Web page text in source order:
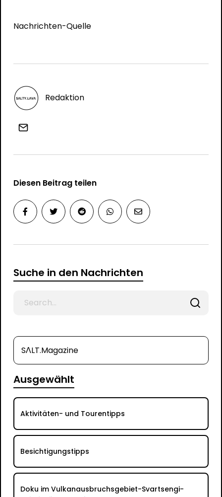
Nachrichten-Quelle
Redaktion
Diesen Beitrag teilen
Suche in den Nachrichten
SΛLT.Magazine
Ausgewählt
Aktivitäten- und Tourentipps
Besichtigungstipps
Doku im Vulkanausbruchsgebiet-Svartsengi-